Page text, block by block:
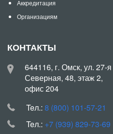
Аккредитация
Организациям
КОНТАКТЫ
644116, г. Омск, ул. 27-я
Северная, 48, этаж 2,
офис 204
Teл.: 8 (800) 101-57-21
Teл.: +7 (939) 829-73-69